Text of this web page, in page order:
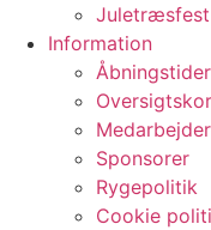
Juletræsfest
Information
Sponsorer
Rygepolitik
Cookie